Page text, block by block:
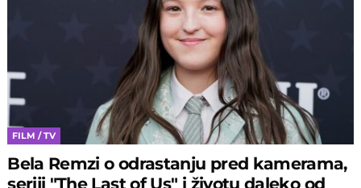
FILM / TV
Bela Remzi o odrastanju pred kamerama,
seriji "The Last of Us" i životu daleko od